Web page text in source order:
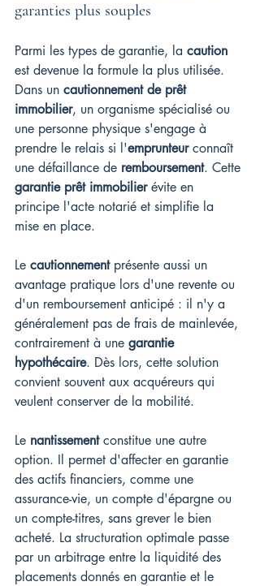
garanties plus souples
Parmi les types de garantie, la caution
est devenue la formule la plus utilisée.
Dans un cautionnement de prêt
immobilier, un organisme spécialisé ou
une personne physique s'engage à
prendre le relais si l'emprunteur connaît
une défaillance de remboursement. Cette
garantie prêt immobilier évite en
principe l'acte notarié et simplifie la
mise en place.
Le cautionnement présente aussi un
avantage pratique lors d'une revente ou
d'un remboursement anticipé : il n'y a
généralement pas de frais de mainlevée,
contrairement à une garantie
hypothécaire. Dès lors, cette solution
convient souvent aux acquéreurs qui
veulent conserver de la mobilité.
Le nantissement constitue une autre
option. Il permet d'affecter en garantie
des actifs financiers, comme une
assurance-vie, un compte d'épargne ou
un compte-titres, sans grever le bien
acheté. La structuration optimale passe
par un arbitrage entre la liquidité des
placements donnés en garantie et le